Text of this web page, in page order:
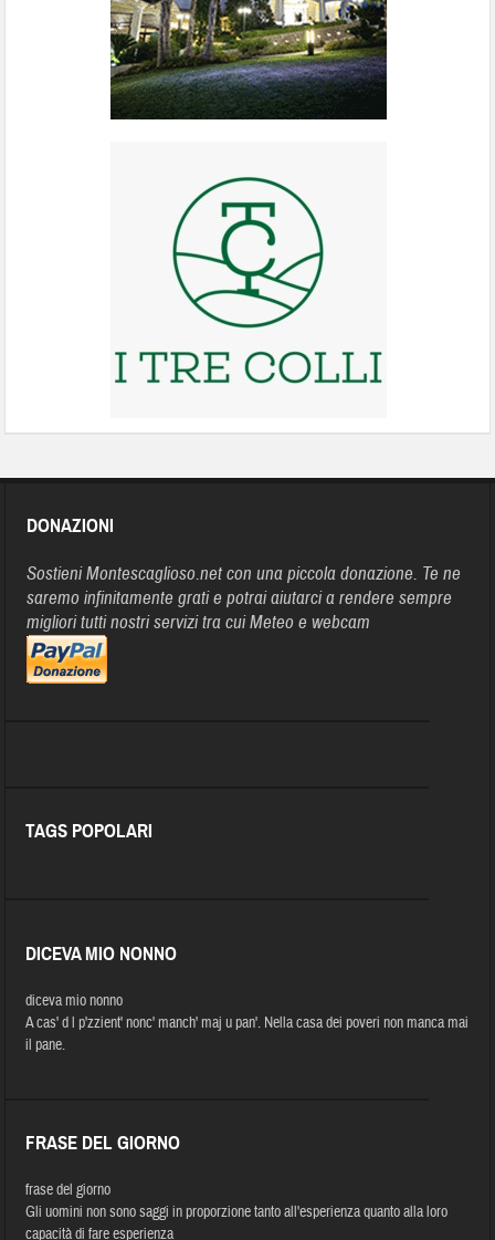
DONAZIONI
Sostieni Montescaglioso.net con una piccola donazione. Te ne
saremo infinitamente grati e potrai aiutarci a rendere sempre
migliori tutti nostri servizi tra cui Meteo e webcam
TAGS POPOLARI
DICEVA MIO NONNO
diceva mio nonno
A cas' d l p'zzient' nonc' manch' maj u pan'. Nella casa dei poveri non manca mai
il pane.
FRASE DEL GIORNO
frase del giorno
Gli uomini non sono saggi in proporzione tanto all'esperienza quanto alla loro
capacità di fare esperienza